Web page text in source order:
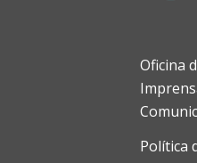
Oficina
Política